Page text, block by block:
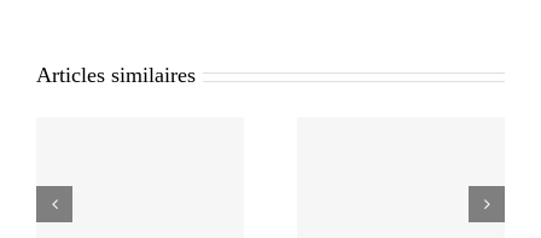
Articles similaires